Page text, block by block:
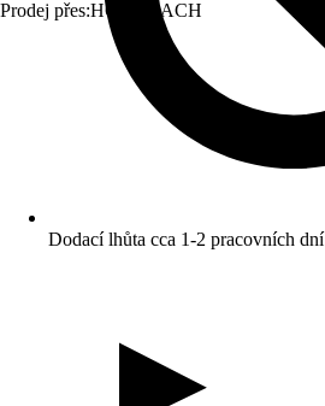
Prodej přes:HORNBACH
Dodací lhůta cca 1-2 pracovních dní